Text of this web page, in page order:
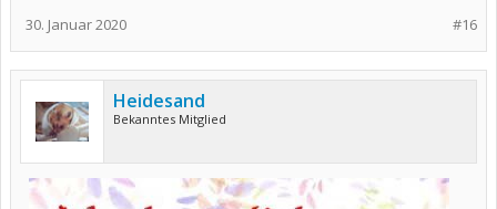
#16
30. Januar 2020
Heidesand
Bekanntes Mitglied